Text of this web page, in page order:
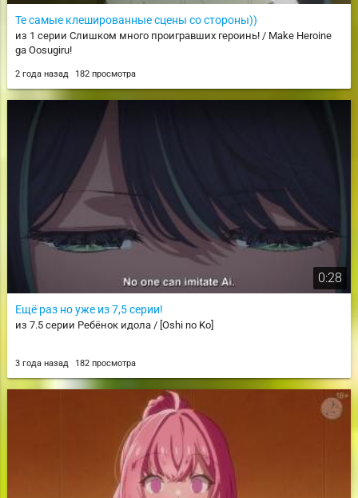
Те самые клешированные сцены со стороны))
из 1 серии Слишком много проигравших героинь! / Make Heroine
ga Oosugiru!
2 года назад 182 просмотра
0:28
Ещё раз но уже из 7,5 серии!
из 7.5 серии Ребёнок идола / [Oshi no Ko]
3 года назад 182 просмотра